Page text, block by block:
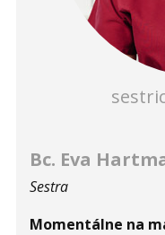
Bc. Eva
Sestra
Momentálne na